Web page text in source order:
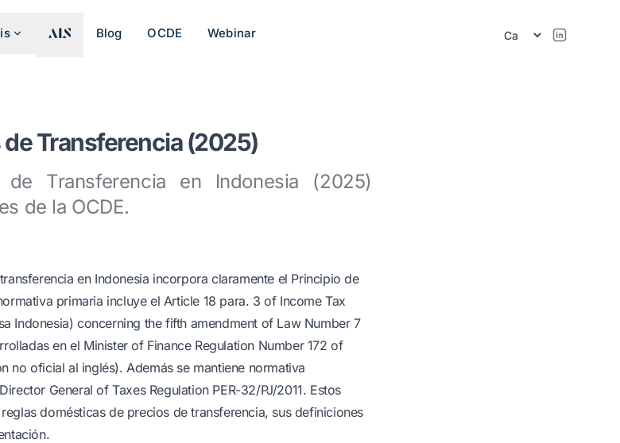
Blog OCDE Webinar
de Transferencia (2025)
Transferencia en Indonesia (2025)
de la OCDE.
en Indonesia incorpora claramente el Principio de
primaria incluye el Article 18 para. 3 of Income Tax
Indonesia) concerning the fifth amendment of Law Number 7
en el Minister of Finance Regulation Number 172 of
no oficial al inglés). Además se mantiene normativa
General of Taxes Regulation PER-32/PJ/2011. Estos
domésticas de precios de transferencia, sus definiciones